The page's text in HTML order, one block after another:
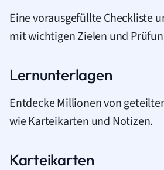
Eine vorausgefüllte Checkliste
mit wichtigen Zielen und
Lernunterlagen
Entdecke Millionen von
wie Karteikarten und Notizen.
Karteikarten